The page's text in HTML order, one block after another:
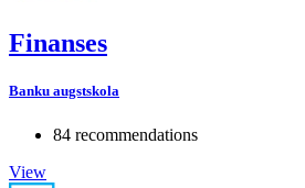
Finanses
Banku augstskola
84 recommendations
View